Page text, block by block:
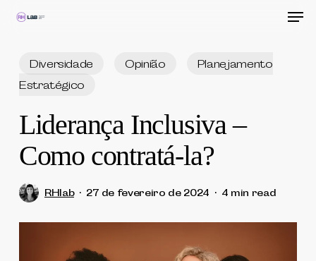
Skip
Diversidade Opinião
Planejamento
Estratégico
Liderança Inclusiva –
Como contratá-la?
RHlab 27 de fevereiro de 2024 4 min read